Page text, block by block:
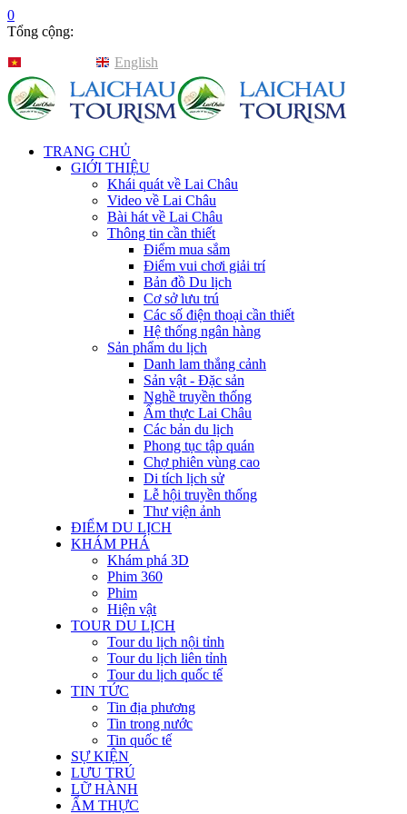
0
Tổng cộng:
English
TRANG CHỦ
GIỚI THIỆU
Khái quát về Lai Châu
Video về Lai Châu
Bài hát về Lai Châu
Thông tin cần thiết
Điểm mua sắm
Điểm vui chơi giải trí
Bản đồ Du lịch
Cơ sở lưu trú
Các số điện thoại cần thiết
Hệ thống ngân hàng
Sản phẩm du lịch
Danh lam thắng cảnh
Sản vật - Đặc sản
Nghề truyền thống
Ẩm thực Lai Châu
Các bản du lịch
Phong tục tập quán
Chợ phiên vùng cao
Di tích lịch sử
Lễ hội truyền thống
Thư viện ảnh
ĐIỂM DU LỊCH
KHÁM PHÁ
Khám phá 3D
Phim 360
Phim
Hiện vật
TOUR DU LỊCH
Tour du lịch nội tỉnh
Tour du lịch liên tỉnh
Tour du lịch quốc tế
TIN TỨC
Tin địa phương
Tin trong nước
Tin quốc tế
SỰ KIỆN
LƯU TRÚ
LỮ HÀNH
ẨM THỰC